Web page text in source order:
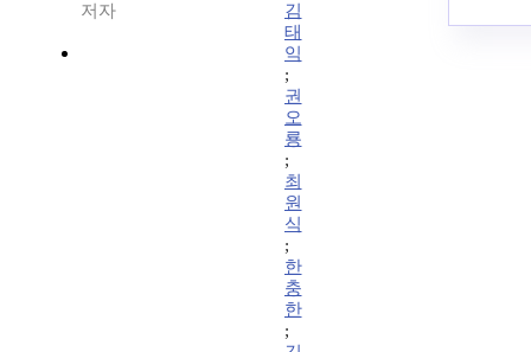
저자
김
태
익
;
권
오
룡
;
최
원
식
;
한
충
한
;